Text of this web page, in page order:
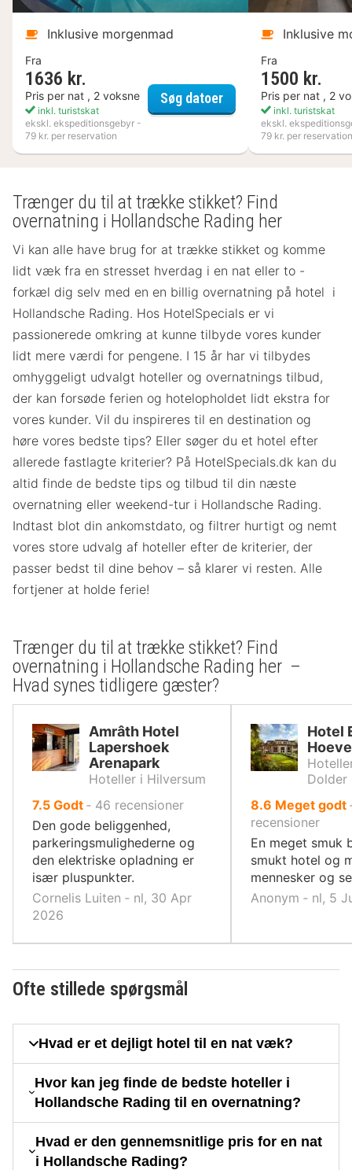
Inklusive morgenmad
Fra
1636 kr.
Pris per nat , 2 voksne
inkl. turistskat
ekskl. ekspeditionsgebyr -
79 kr. per reservation
Søg datoerKosta Boda Art Hotel
Inklusive
Fra
1500 kr.
Pris per nat , 2
inkl. turistskat
ekskl.
79 kr. per reservation
Trænger du til at trække stikket? Find
overnatning i Hollandsche Rading her
Vi kan alle have brug for at trække stikket og komme
lidt væk fra en stresset hverdag i en nat eller to -
forkæl dig selv med en en billig overnatning på hotel i
Hollandsche Rading. Hos HotelSpecials er vi
passionerede omkring at kunne tilbyde vores kunder
lidt mere værdi for pengene. I 15 år har vi tilbydes
omhyggeligt udvalgt hoteller og overnatnings tilbud,
der kan forsøde ferien og hotelopholdet lidt ekstra for
vores kunder. Vil du inspireres til en destination og
høre vores bedste tips? Eller søger du et hotel efter
allerede fastlagte kriterier? På HotelSpecials.dk kan du
altid finde de bedste tips og tilbud til din næste
overnatning eller weekend-tur i Hollandsche Rading.
Indtast blot din ankomstdato, og filtrer hurtigt og nemt
vores store udvalg af hoteller efter de kriterier, der
passer bedst til dine behov – så klarer vi resten. Alle
fortjener at holde ferie!
Trænger du til at trække stikket? Find
overnatning i Hollandsche Rading her –
Hvad synes tidligere gæster?
Amrâth Hotel
Lapershoek
Arenapark
Hoteller i Hilversum
7.5ud
af
10,
Godt ‐ 46 recensioner
Den gode beliggenhed,
parkeringsmulighederne og
den elektriske opladning er
især pluspunkter.
Cornelis Luiten ‐ nl, 30 Apr
2026
Hotel
Hoeve
Dolder
8.6ud
af
10,
Meget godt
recensioner
En meget smuk
smukt hotel og
mennesker og
Anonym ‐ nl, 5
Ofte stillede spørgsmål
Hvad er et dejligt hotel til en nat væk?
Hvor kan jeg finde de bedste hoteller i
Hollandsche Rading til en overnatning?
Hvad er den gennemsnitlige pris for en nat
i Hollandsche Rading?